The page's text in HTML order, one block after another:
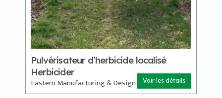
Pulvérisateur d’herbicide localisé
Herbicider
Eastern Manufacturing & Design Voir les détails